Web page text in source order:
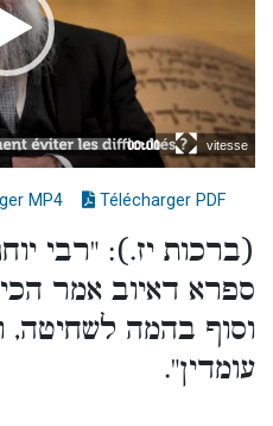
MP4 Télécharger PDF
(ברכות יז.): "רבי
ספרא דאיוב אמר
וסוף בהמה
עומדין".